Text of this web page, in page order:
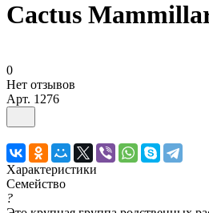
Cactus
0
Нет отзывов
Арт. 1276
Характеристики
Семейство
?